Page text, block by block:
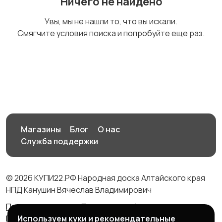
Увы, мы не нашли то, что вы искали.
Смягчите условия поиска и попробуйте еще раз.
Магазины Блог
О нас
Служба поддержки
© 2026 КУПИ22.РФ Народная доска Алтайского края
НПД Канушин Вячеслав Владимирович
Правила сервиса
Политика конфиденциальности
Политика использования cookie
Используем куки и рекомендательные